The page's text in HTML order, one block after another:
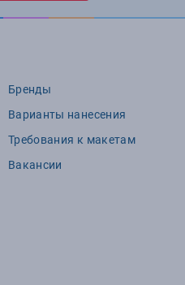
Бренды
Варианты нанесения
Требования к макетам
Вакансии